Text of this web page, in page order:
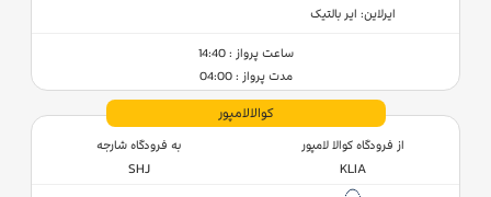
ایرلاین: ایر بالتیک
ساعت پرواز : 14:40
مدت پرواز : 04:00
کوالالامپور
از فرودگاه کوالا لامپور
KLIA
به فرودگاه شارجه
SHJ